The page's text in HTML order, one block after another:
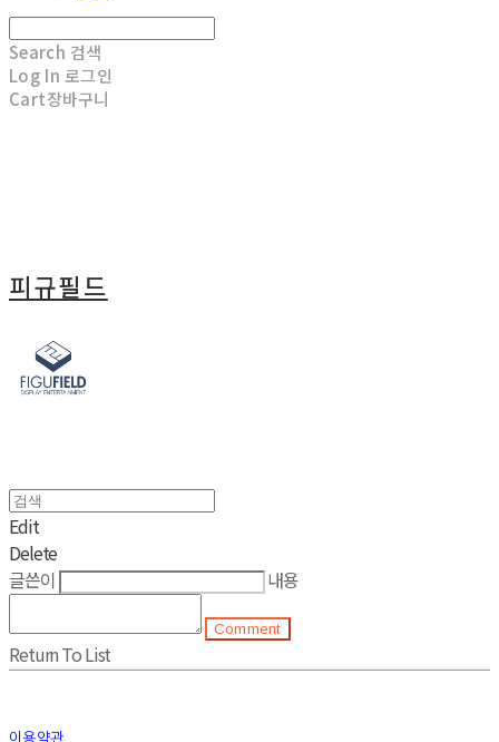
Search 검색
Log In 로그인
Cart장바구니
피규필드
Edit
Delete
글쓴이
내용
Comment
Return To List
이용약관